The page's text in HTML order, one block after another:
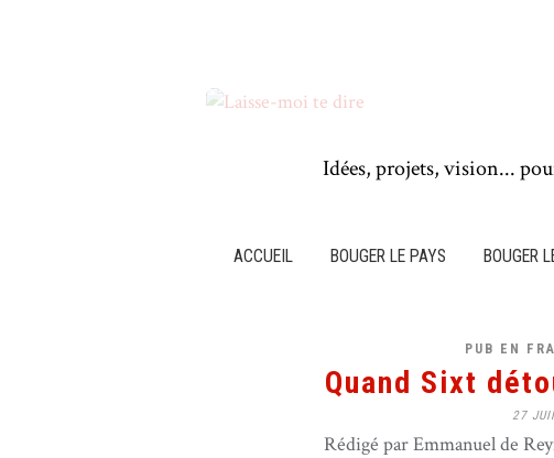
Idées, projets, vision...
ACCUEIL BOUGER LE PAYS BOUGER
PUB EN
Quand Sixt
27
Rédigé par Emmanuel de